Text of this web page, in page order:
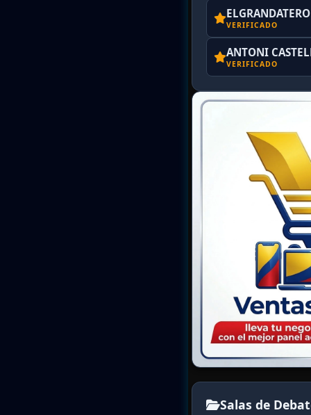
VERIFICADO
ANTONI
VERIFICADO
Salas de